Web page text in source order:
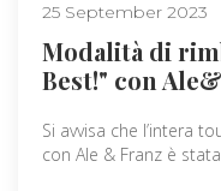
25 September 2023
Modalità di
Best!" con
Si avvisa che l’intera
con Ale & Franz è